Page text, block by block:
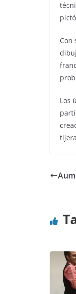
Con
Los